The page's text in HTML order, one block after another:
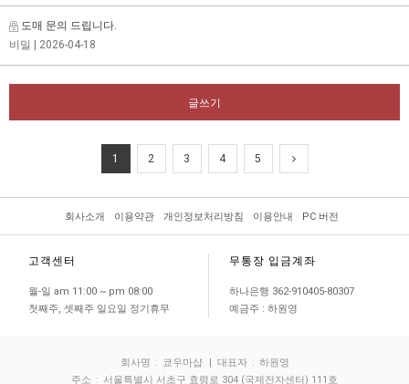
도매 문의 드립니다.
비밀
| 2026-04-18
글쓰기
1 2 3 4 5
회사소개 이용약관 개인정보처리방침 이용안내 PC 버전
고객센터
월-일 am 11:00 ~ pm 08:00
첫째주, 셋째주 일요일 정기휴무
무통장 입금계좌
하나은행 362-910405-80307
예금주 : 하원영
회사명 : 쿄우마샵 | 대표자 : 하원영
주소 : 서울특별시 서초구 효령로 304 (국제전자센터) 111호